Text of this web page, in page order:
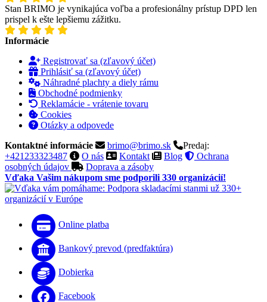
Stan BRIMO je vynikajúca voľba a profesionálny prístup DPD len
prispel k ešte lepšiemu zážitku.
Informácie
Registrovať sa (zľavový účet)
Prihlásiť sa (zľavový účet)
Náhradné plachty a diely rámu
Obchodné podmienky
Reklamácie - vrátenie tovaru
Cookies
Otázky a odpovede
Kontaktné informácie
brimo@brimo.sk
Predaj:
+421233323487
O nás Kontakt Blog
Ochrana
osobných údajov
Doprava a zásoby
Vďaka Vašim nákupom sme podporili 330 organizácií!
Online platba
Bankový prevod (predfaktúra)
Dobierka
Facebook